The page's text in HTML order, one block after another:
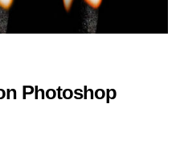
Photoshop